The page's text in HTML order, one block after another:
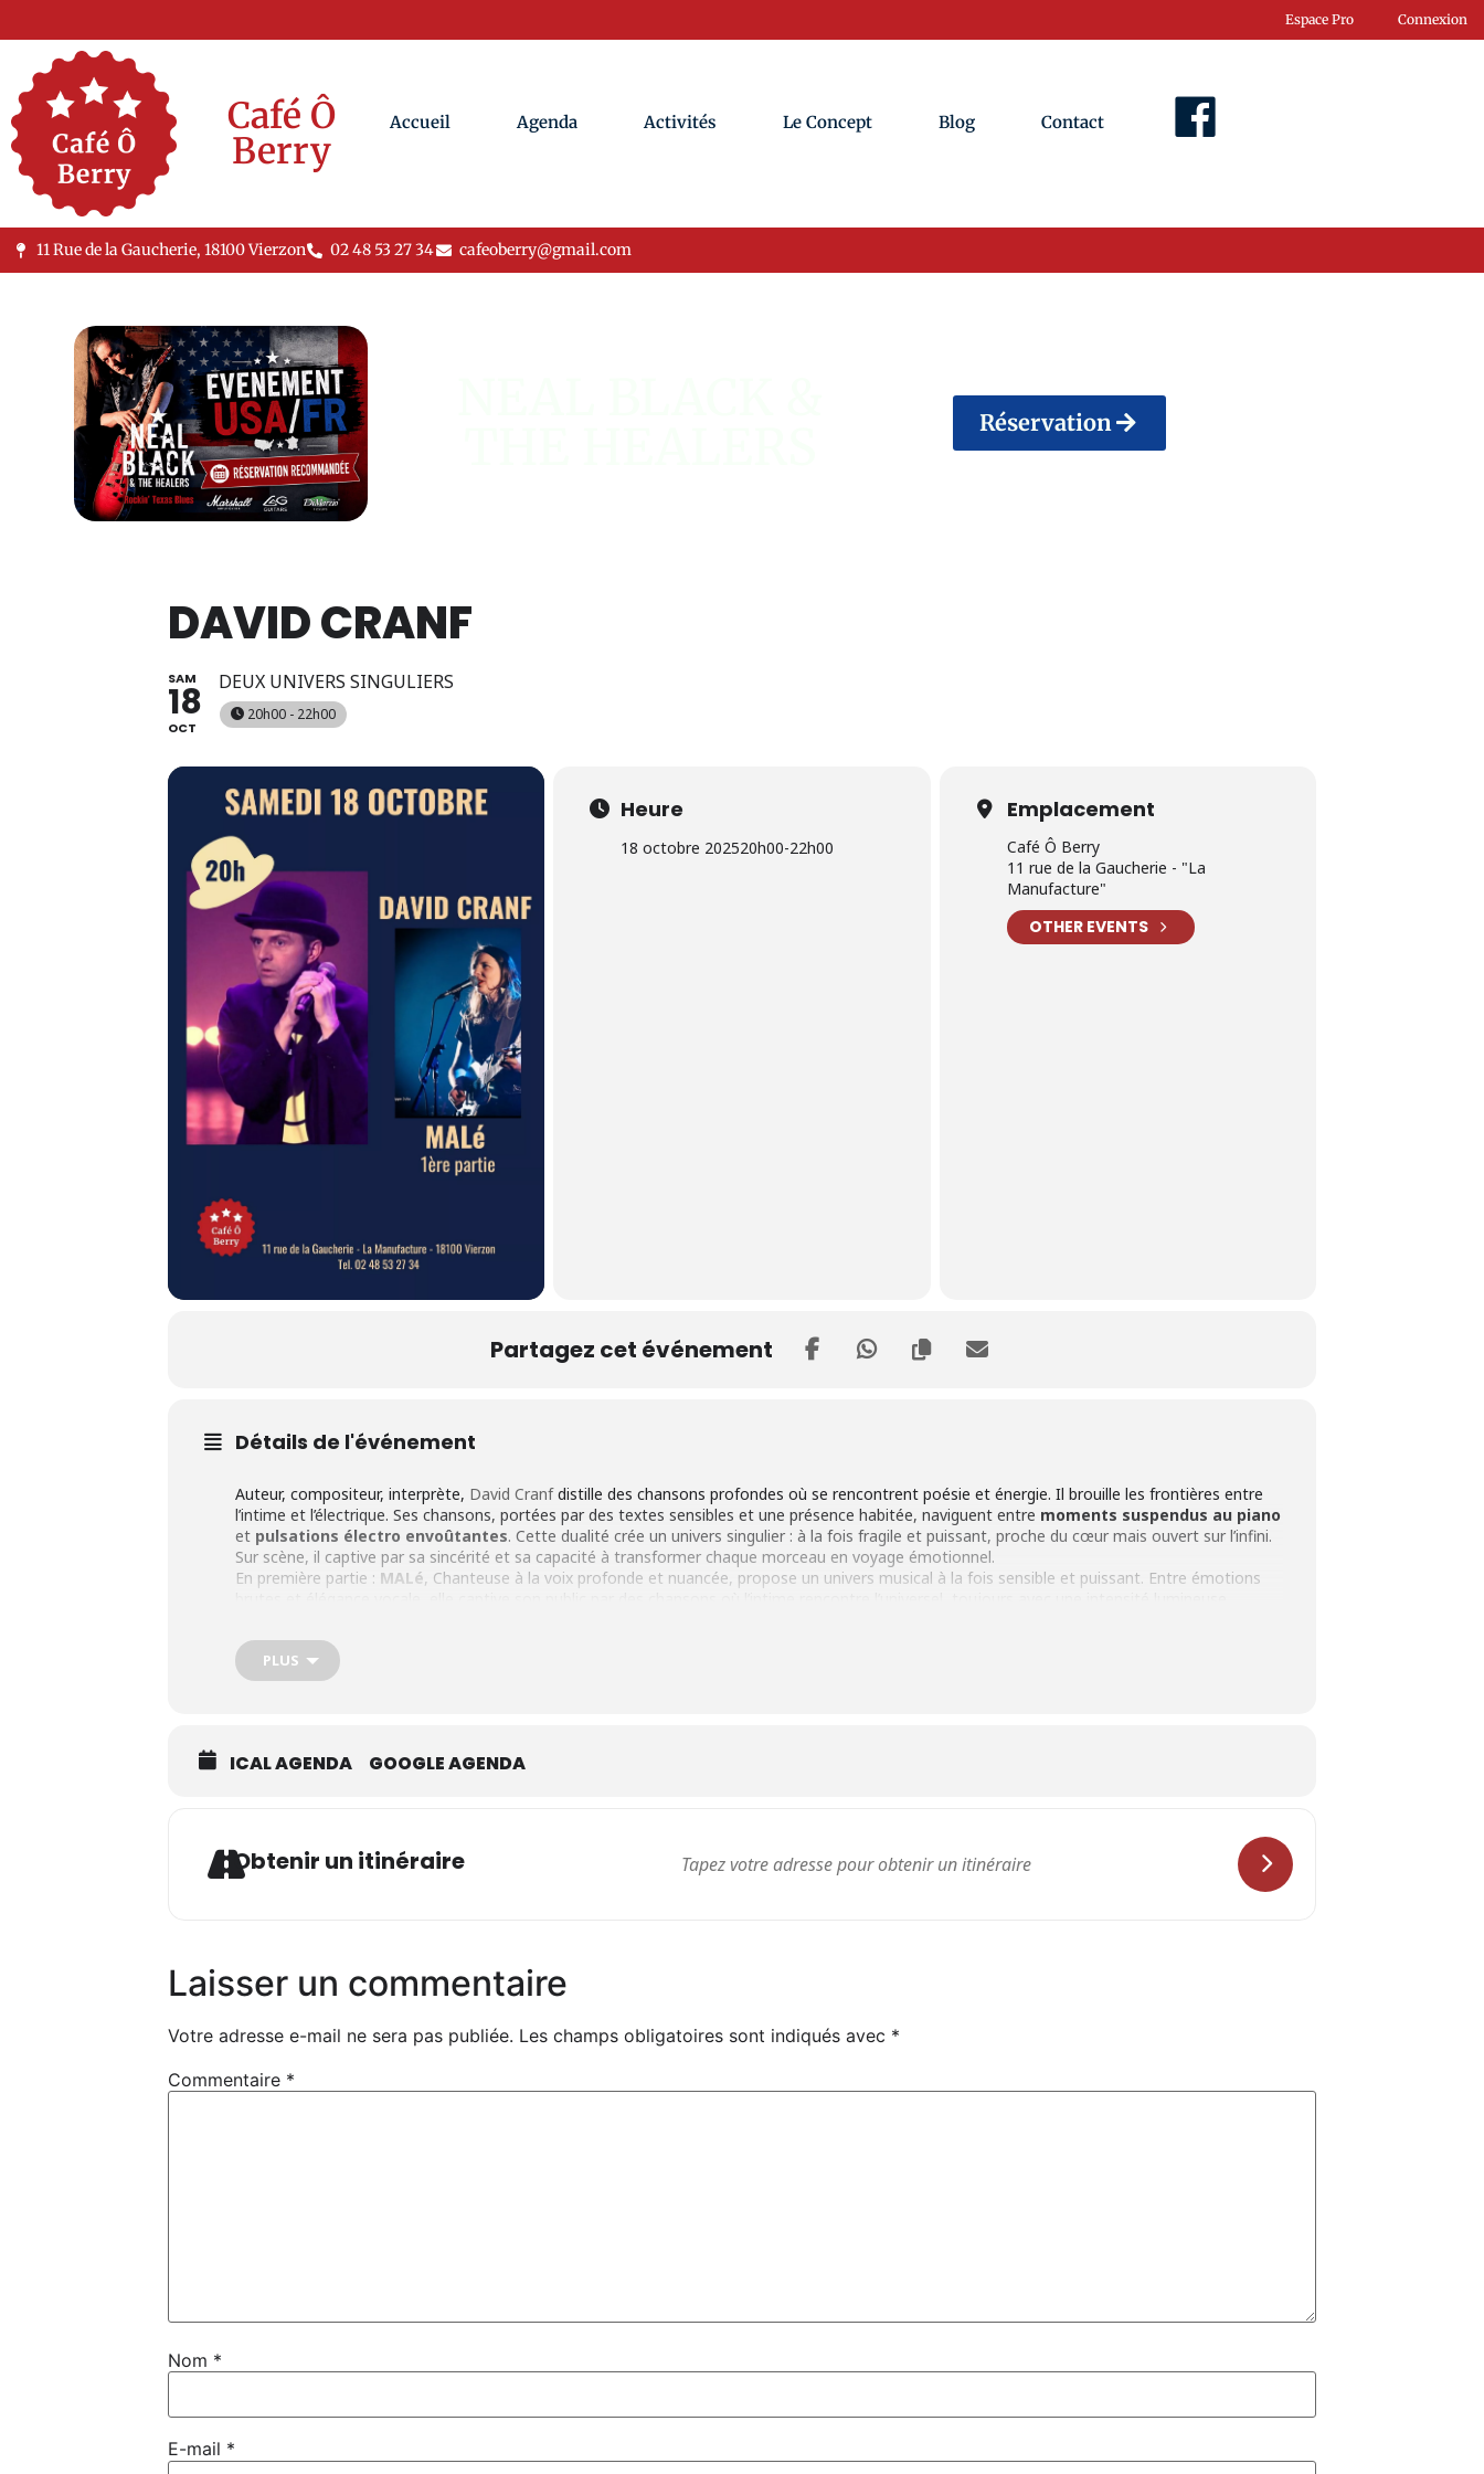
Espace Pro Connexion
Café Ô
Berry
Accueil Agenda Activités Le Concept Blog Contact Facebook
11 Rue de la Gaucherie, 18100 Vierzon 02 48 53 27 34 cafeoberry@gmail.com
Réservation
DAVID CRANF
SAM
18
OCT
DEUX UNIVERS SINGULIERS
20h00 - 22h00
Heure
18 octobre 202520h00-22h00
Emplacement
Café Ô Berry
11 rue de la Gaucherie - "La
Manufacture"
OTHER EVENTS
Partagez cet événement
Détails de l'événement
Auteur, compositeur, interprète, David Cranfdistille des chansons profondes où se rencontrent poésie et énergie. Il brouille les frontières entre
l’intime et l’électrique. Ses chansons, portées par des textes sensibles et une présence habitée, naviguent entre moments suspendus au piano
et pulsations électro envoûtantes. Cette dualité crée un univers singulier : à la fois fragile et puissant, proche du cœur mais ouvert sur l’infini.
Sur scène, il captive par sa sincérité et sa capacité à transformer chaque morceau en voyage émotionnel.
En première partie : MALé, Chanteuse à la voix profonde et nuancée, propose un univers musical à la fois sensible et puissant. Entre émotions
PLUS
ICAL AGENDA GOOGLE AGENDA
Obtenir un itinéraire
Laisser un commentaire
Votre adresse e-mail ne sera pas publiée. Les champs obligatoires sont indiqués avec *
Commentaire *
Nom *
E-mail *